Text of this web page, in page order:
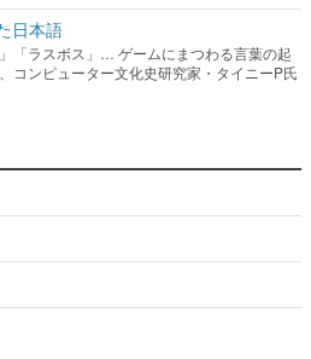
日本語
」「ラスボス」… ゲームにまつわる言葉の起
コンピューター文化史研究家・タイニーP氏